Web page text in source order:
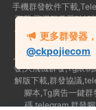
手機群發軟件下載
下載,飛機群發器破解
件,Telegram怎麽群發
費版,私信軟件,tg群
人軟件,telegram批量
發,大飛機群發,Tg限
解版下載,群發協議
腳本,Tg廣告一鍵
碼,telegram 群發
更多群發器
@ckpojiecom